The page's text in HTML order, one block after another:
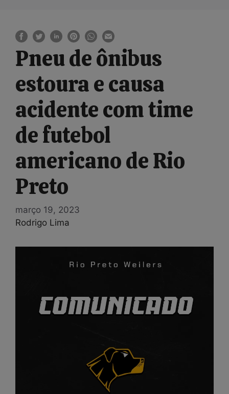
Pneu de ônibus
estoura e causa
acidente com time
de futebol
americano de Rio
Preto
março 19, 2023
Rodrigo Lima